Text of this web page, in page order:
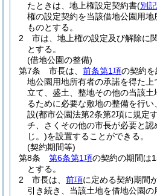
たときは、地上権設定契約書(別
権の設定契約を当該借地公園用
ものとする。
2
市は、地上権の設定及び解除に
とする。
(借地公園の整備)
第7条
市長は、 前条第1項の契約
地公園用地所有者の承諾を得た
立て、盛土、整地その他の当該
るために必要な敷地の整備を行
設(都市公園法第2条第2項に規定
チ、さくその他の市長が必要と認
じ。)を設置することができる。
(契約期間等)
第8条
第6条第1項の契約の期間は
とする。
2
市長は、 前項に定める契約期間
引き続き、当該土地を借地公園の